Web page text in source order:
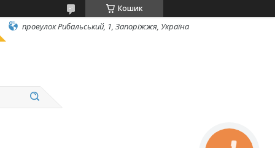
Кошик
провулок Рибальський, 1, Запоріжжя, Україна